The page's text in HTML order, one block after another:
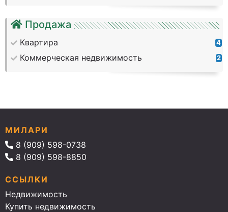
Продажа
Квартира 4
Коммерческая недвижимость 2
МИЛАРИ
8 (909) 598-0738
8 (909) 598-8850
ССЫЛКИ
Недвижимость
Купить недвижимость